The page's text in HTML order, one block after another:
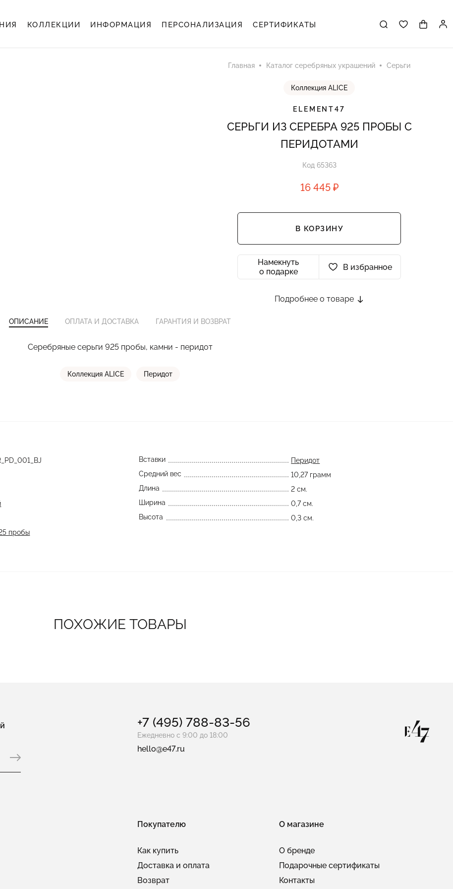
КОЛЛЕКЦИИ ИНФОРМАЦИЯ ПЕРСОНАЛИЗАЦИЯ СЕРТИФИКАТЫ
Главная Каталог серебряных украшений Серьги
Коллекция ALICE
ELEMENT47
СЕРЬГИ ИЗ СЕРЕБРА 925 ПРОБЫ С
ПЕРИДОТАМИ
Код 65363
16 445 ₽
В КОРЗИНУ
Намекнуть
о подарке
В избранное
Подробнее о товаре
ОПИСАНИЕ ОПЛАТА И ДОСТАВКА ГАРАНТИЯ И ВОЗВРАТ
Серебряные серьги 925 пробы, камни - перидот
Коллекция ALICE Перидот
пробы
Вставки
Перидот
Средний вес
10,27 грамм
Длина
2 см.
Ширина
0,7 см.
Высота
0,3 см.
ПОХОЖИЕ ТОВАРЫ
+7 (495) 788-83-56
Ежедневно с 9:00 до 18:00
hello@e47.ru
Покупателю
Как купить
Доставка и оплата
Возврат
О магазине
О бренде
Подарочные сертификаты
Контакты